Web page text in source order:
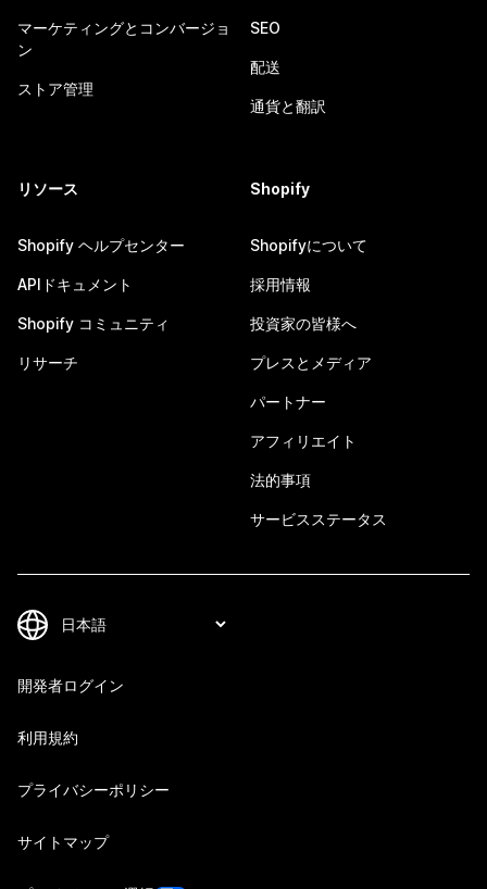
マーケティングとコンバージョ
ン
ストア管理
SEO
配送
通貨と翻訳
リソース
Shopify ヘルプセンター
APIドキュメント
Shopify コミュニティ
リサーチ
Shopify
Shopifyについて
採用情報
投資家の皆様へ
プレスとメディア
パートナー
アフィリエイト
法的事項
サービスステータス
開発者ログイン
利用規約
プライバシーポリシー
サイトマップ